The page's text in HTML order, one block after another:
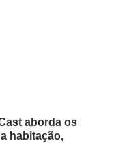
aborda os
habitação,